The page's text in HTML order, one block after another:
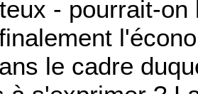
- pourrait-
le cadre